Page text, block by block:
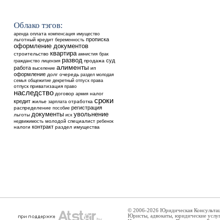
Облако тэгов:
аренда оплата компенсация имущество
льготный кредит беременность прописка
оформление документов
строительство квартира амнистия брак
гражданство лицензия развод продажа суд
работа выселение алименты ип
оформление долг очередь раздел молодая
семья общежитие декретный отпуск права
отпуск приватизация право
наследство договор армия налог
кредит жилье зарплата отработка сроки
распределение пособие регистрация
льготы документы иск увольнение
недвижимость молодой специалист ребенок
налоги контракт раздел имущества
© 2006-2026 Юридическая
Юристы, адвокаты, юридические